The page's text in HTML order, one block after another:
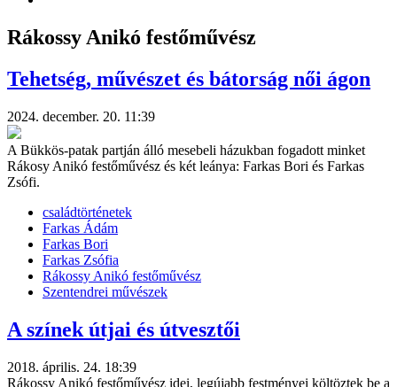
Rákossy Anikó festőművész
Tehetség, művészet és bátorság női ágon
2024. december. 20. 11:39
A Bükkös-patak partján álló mesebeli házukban fogadott minket
Rákosy Anikó festőművész és két leánya: Farkas Bori és Farkas
Zsófi.
családtörténetek
Farkas Ádám
Farkas Bori
Farkas Zsófia
Rákossy Anikó festőművész
Szentendrei művészek
A színek útjai és útvesztői
2018. április. 24. 18:39
Rákossy Anikó festőművész idei, legújabb festményei költöztek be a